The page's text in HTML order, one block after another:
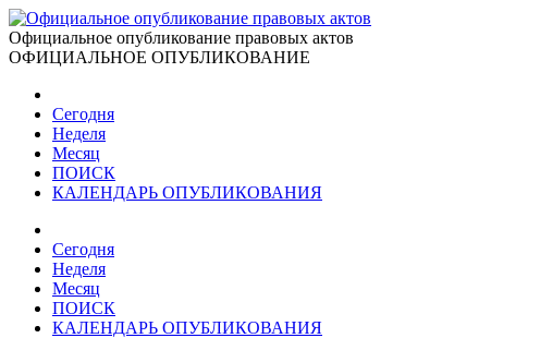
Официальное опубликование правовых актов
ОФИЦИАЛЬНОЕ ОПУБЛИКОВАНИЕ
Сегодня
Неделя
Месяц
ПОИСК
КАЛЕНДАРЬ ОПУБЛИКОВАНИЯ
Сегодня
Неделя
Месяц
ПОИСК
КАЛЕНДАРЬ ОПУБЛИКОВАНИЯ